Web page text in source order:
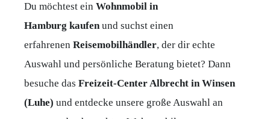
Du möchtest ein Wohnmobil in
Hamburg kaufenund suchst einen
erfahrenen Reisemobilhändler, der dir echte
Auswahl und persönliche Beratung bietet? Dann
besuche das Freizeit-Center Albrecht in Winsen
(Luhe) und entdecke unsere große Auswahl an